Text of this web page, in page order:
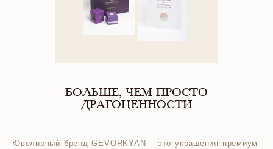
БОЛЬШЕ, ЧЕМ ПРОСТО
ДРАГОЦЕННОСТИ
Ювелирный бренд GEVORKYAN – это украшения премиум-